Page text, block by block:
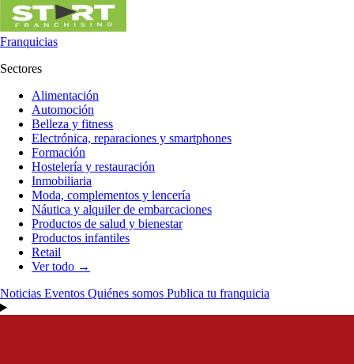
Franquicias
Sectores
Alimentación
Automoción
Belleza y fitness
Electrónica, reparaciones y smartphones
Formación
Hostelería y restauración
Inmobiliaria
Moda, complementos y lencería
Náutica y alquiler de embarcaciones
Productos de salud y bienestar
Productos infantiles
Retail
Ver todo →
Noticias Eventos Quiénes somos Publica tu franquicia